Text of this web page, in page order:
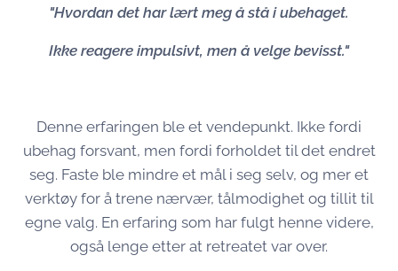
"Hvordan det har lært meg å stå i ubehaget.
Ikke reagere impulsivt, men å velge bevisst."
Denne erfaringen ble et vendepunkt. Ikke fordi
ubehag forsvant, men fordi forholdet til det endret
seg. Faste ble mindre et mål i seg selv, og mer et
verktøy for å trene nærvær, tålmodighet og tillit til
egne valg. En erfaring som har fulgt henne videre,
også lenge etter at retreatet var over.